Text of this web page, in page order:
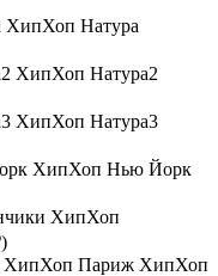
Натура
Натура2
Натура3
Нью Йорк
Париж ХипХоп